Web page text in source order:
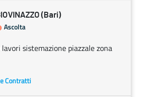
(Bari)
Ascolta
sistemazione piazzale zona
Contratti